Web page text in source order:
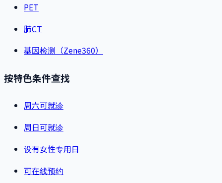
PET
肺CT
基因检测（Zene360）
按特色条件查找
周六可就诊
周日可就诊
设有女性专用日
可在线预约